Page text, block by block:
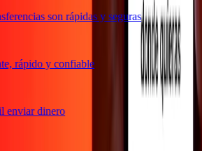
son rápidas y seguras
rápido y confiable
dinero